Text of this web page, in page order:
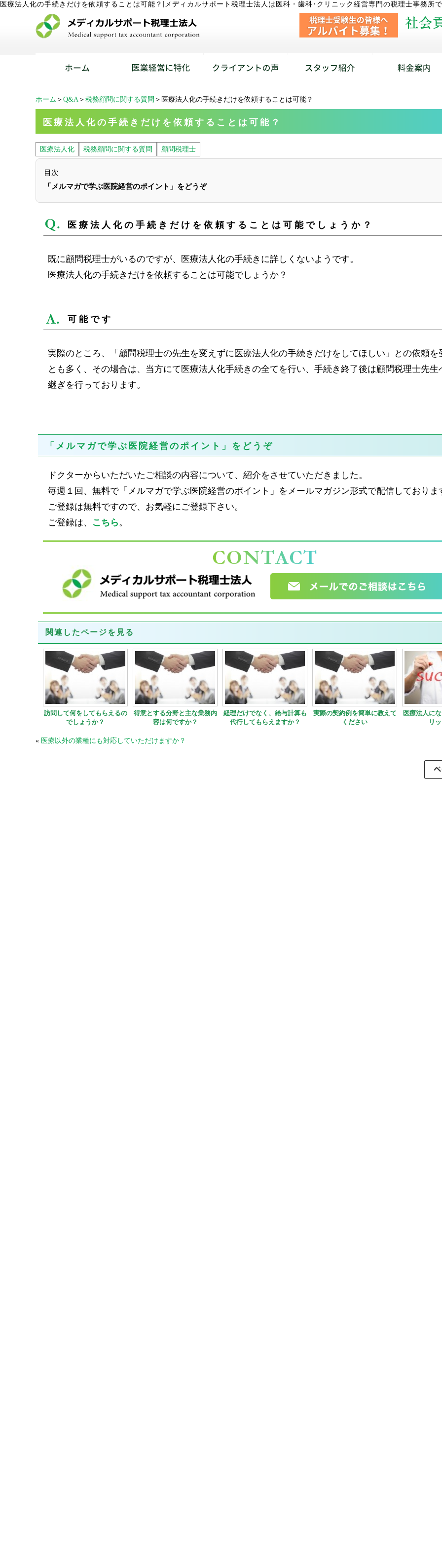
医療法人化の手続きだけを依頼することは可能？ メディカルサポート税理士法人は医科・歯科･クリニック経営専門の税理士事務所
ホーム ＞ Q&A ＞ 税務顧問に関する質問 ＞医療法人化の手続きだけを依頼することは可能？
医療法人化の手続きだけを依頼することは可能？
医療法人化 税務顧問に関する質問 顧問税理士
目次
「メルマガで学ぶ医院経営のポイント」をどうぞ
医療法人化の手続きだけを依頼することは可能でしょうか？
既に顧問税理士がいるのですが、医療法人化の手続きに詳しくないようです。
医療法人化の手続きだけを依頼することは可能でしょうか？
可能です
実際のところ、「顧問税理士の先生を変えずに医療法人化の手続きだけをしてほしい」との依頼を
とも多く、その場合は、当方にて医療法人化手続きの全てを行い、手続き終了後は顧問税理士先生
継ぎを行っております。
「メルマガで学ぶ医院経営のポイント」をどうぞ
ドクターからいただいたご相談の内容について、紹介をさせていただきました。
毎週１回、無料で「メルマガで学ぶ医院経営のポイント」をメールマガジン形式で配信しておりま
ご登録は無料ですので、お気軽にご登録下さい。
ご登録は、 こちら 。
関連したページを見る
訪問して何をしてもらえるの
でしょうか？
得意とする分野と主な業務内
容は何ですか？
経理だけでなく、給与計算も
代行してもらえますか？
実際の契約例を簡単に教えて
ください
医療法人に
リ
« 医療以外の業種にも対応していただけますか？